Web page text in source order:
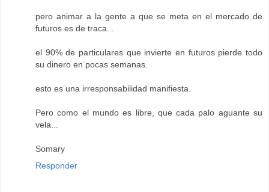
pero animar a la gente a que se meta en el mercado de
futuros es de traca...
el 90% de particulares que invierte en futuros pierde todo
su dinero en pocas semanas.
esto es una irresponsabilidad manifiesta.
Pero como el mundo es libre, que cada palo aguante su
vela...
Somary
Responder